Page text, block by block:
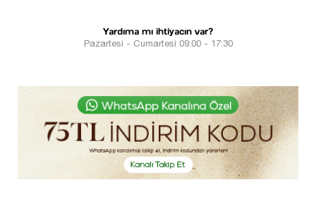
Yardıma mı ihtiyacın var?
Pazartesi - Cumartesi 09:00 - 17:30